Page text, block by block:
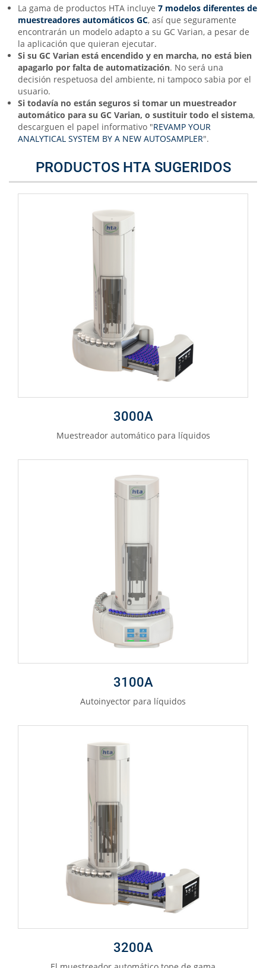
PRODUCTOS HTA SUGERIDOS
3000A
Muestreador automático para líquidos
3100A
Autoinyector para líquidos
3200A
La gama de productos HTA incluye 7 modelos diferentes de
muestreadores automáticos GC, así que seguramente
encontrarán un modelo adapto a su GC Varian, a pesar de
la aplicación que quieran ejecutar.
Si su GC Varian está encendido y en marcha, no está bien
apagarlo por falta de automatización. No será una
decisión respetuosa del ambiente, ni tampoco sabia por el
usuario.
Si todavía no están seguros si tomar un muestreador
automático para su GC Varian, o sustituir todo el sistema,
descarguen el papel informativo "REVAMP YOUR
ANALYTICAL SYSTEM BY A NEW AUTOSAMPLER".